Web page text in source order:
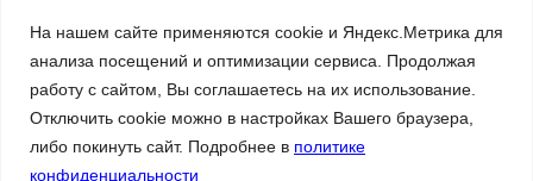
На нашем сайте применяются cookie и Яндекс.Метрика для
анализа посещений и оптимизации сервиса. Продолжая
работу с сайтом, Вы соглашаетесь на их использование.
Отключить cookie можно в настройках Вашего браузера,
либо покинуть сайт. Подробнее в политике
конфиденциальности
Корзина 0
Заказать звонок Запрос прайса